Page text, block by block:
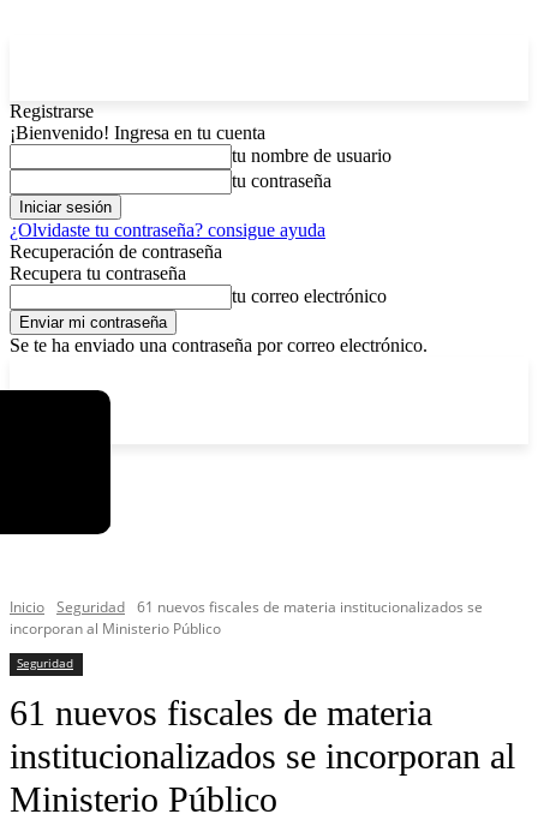
Registrarse
¡Bienvenido! Ingresa en tu cuenta
tu nombre de usuario
tu contraseña
¿Olvidaste tu contraseña? consigue ayuda
Recuperación de contraseña
Recupera tu contraseña
tu correo electrónico
Se te ha enviado una contraseña por correo electrónico.
Inicio Seguridad 61 nuevos fiscales de materia institucionalizados se
incorporan al Ministerio Público
Seguridad
61 nuevos fiscales de materia
institucionalizados se incorporan al
Ministerio Público